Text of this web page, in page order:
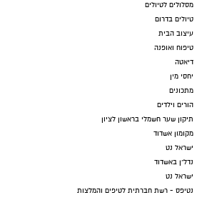
מסלולים לטיולים
טיולים בדרום
עיצוב הבית
טיפוח ואופנה
דיאטה
יחסי מין
מתכונים
הורים וילדים
תיקון שער חשמלי בראשון לציון
מקומון אשדוד
ישראל נט
נדל"ן באשדוד
ישראל נט
נטיפס - רשת חברתית לטיפים והמלצות